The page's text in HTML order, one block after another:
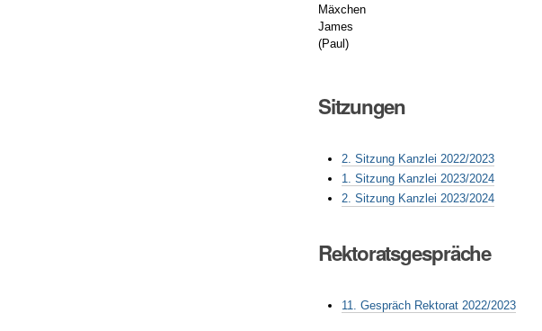
Mäxchen
James
(Paul)
Sitzungen
2. Sitzung Kanzlei 2022/2023
1. Sitzung Kanzlei 2023/2024
2. Sitzung Kanzlei 2023/2024
Rektoratsgespräche
11. Gespräch Rektorat 2022/2023